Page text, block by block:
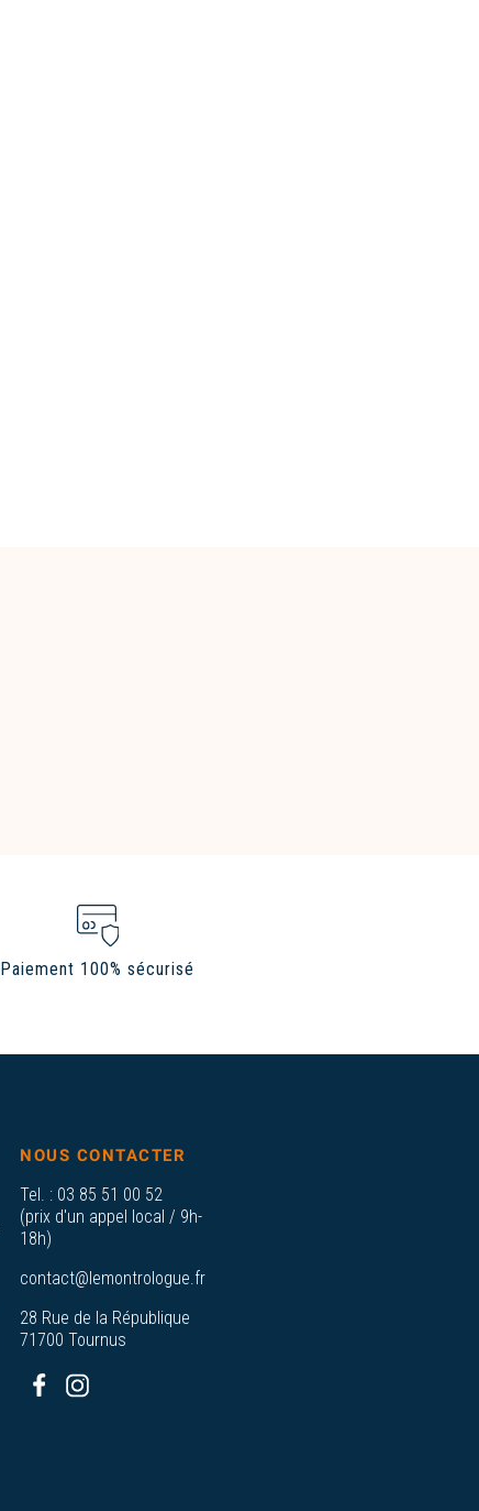
Paiement 100% sécurisé
NOUS CONTACTER
Tel. : 03 85 51 00 52
(prix d'un appel local / 9h-
18h)
contact@lemontrologue.fr
28 Rue de la République
71700 Tournus